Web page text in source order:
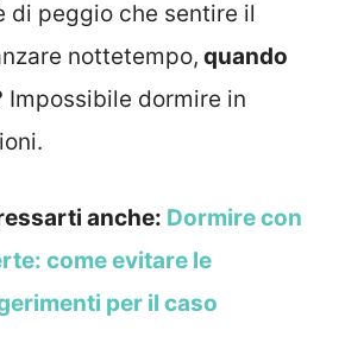
di peggio che sentire il
nottetempo, quando
Impossibile dormire in
anche: Dormire con
come evitare le
per il caso